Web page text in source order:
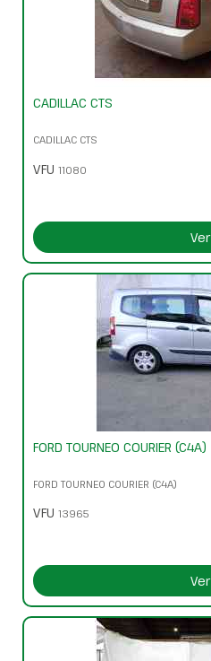
CADILLAC CTS
CADILLAC CTS
VFU 11080
Ver
FORD TOURNEO COURIER (C4A)
FORD TOURNEO COURIER (C4A)
VFU 13965
Ver